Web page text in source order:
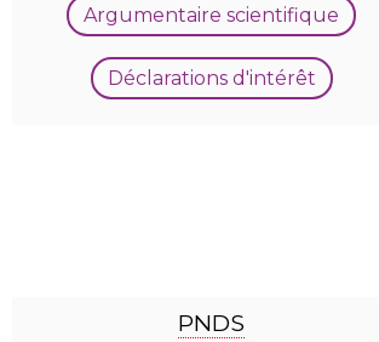
Argumentaire scientifique
Déclarations d'intérêt
PNDS